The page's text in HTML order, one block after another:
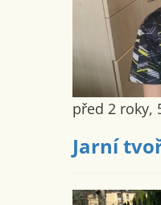
před 2 roky,
Jarní